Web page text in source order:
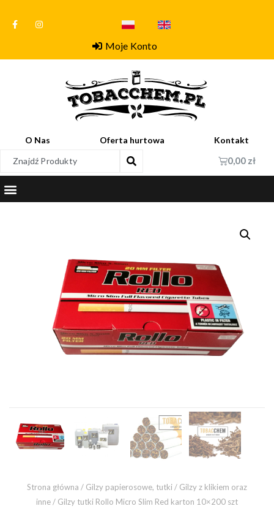
Moje Konto
O Nas Oferta hurtowa Kontakt
0,00 zł
Strona główna / Gilzy papierosowe, tutki/ Gilzy z klikiem oraz
inne/ Gilzy tutki Rollo Micro Slim Red karton 10×200 szt